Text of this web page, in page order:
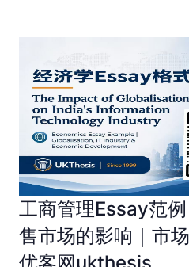
工商管理Essay范
售市场的影响｜市